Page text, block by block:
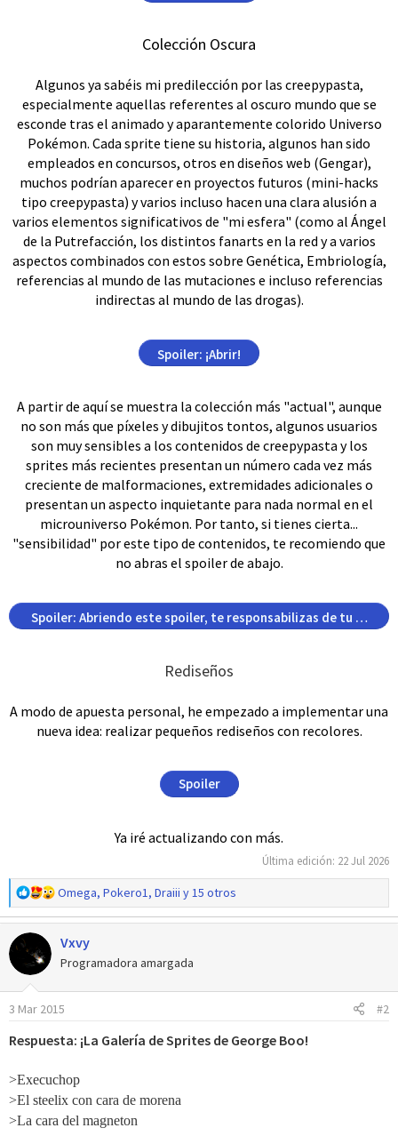
Colección Oscura
Algunos ya sabéis mi predilección por las creepypasta,
especialmente aquellas referentes al oscuro mundo que se
esconde tras el animado y aparantemente colorido Universo
Pokémon. Cada sprite tiene su historia, algunos han sido
empleados en concursos, otros en diseños web (Gengar),
muchos podrían aparecer en proyectos futuros (mini-hacks
tipo creepypasta) y varios incluso hacen una clara alusión a
varios elementos significativos de "mi esfera" (como al Ángel
de la Putrefacción, los distintos fanarts en la red y a varios
aspectos combinados con estos sobre Genética, Embriología,
referencias al mundo de las mutaciones e incluso referencias
indirectas al mundo de las drogas).
Spoiler: ¡Abrir!
A partir de aquí se muestra la colección más "actual", aunque
no son más que píxeles y dibujitos tontos, algunos usuarios
son muy sensibles a los contenidos de creepypasta y los
sprites más recientes presentan un número cada vez más
creciente de malformaciones, extremidades adicionales o
presentan un aspecto inquietante para nada normal en el
microuniverso Pokémon. Por tanto, si tienes cierta...
"sensibilidad" por este tipo de contenidos, te recomiendo que
no abras el spoiler de abajo.
Spoiler: Abriendo este spoiler, te responsabilizas de tu
Rediseños
A modo de apuesta personal, he empezado a implementar una
nueva idea: realizar pequeños rediseños con recolores.
Spoiler
Ya iré actualizando con más.
Última edición: 22 Jul 2026
R
e
a
c
c
o
n
s
Omega, Pokero1 , Draiii y 15 otros
Vxvy
Programadora amargada
3 Mar 2015 #2
Respuesta: ¡La Galería de Sprites de George Boo!
>Execuchop
>El steelix con cara de morena
>La cara del magneton